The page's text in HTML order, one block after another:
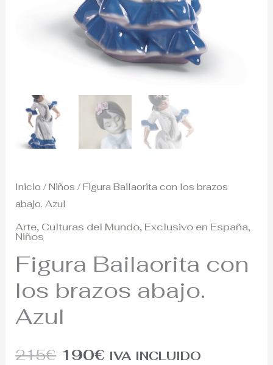
Inicio /Niños / Figura Bailaorita con los brazos
abajo. Azul
Arte, Culturas del Mundo, Exclusivo en España,
Niños
Figura Bailaorita con
los brazos abajo.
Azul
215€ 190€ IVA INCLUIDO